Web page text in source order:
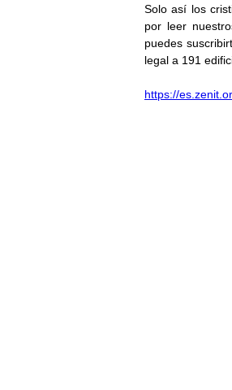
Solo así los
por leer
puedes
legal a 191
https://